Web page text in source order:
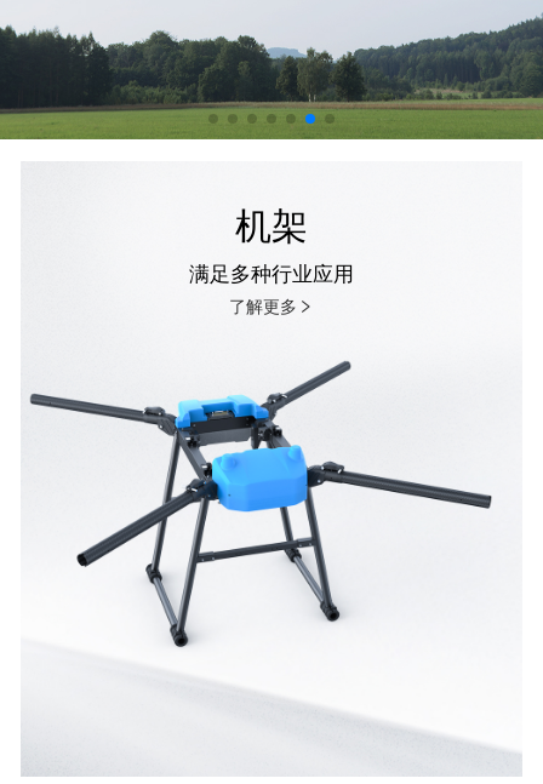
机架
满足多种行业应用
了解更多